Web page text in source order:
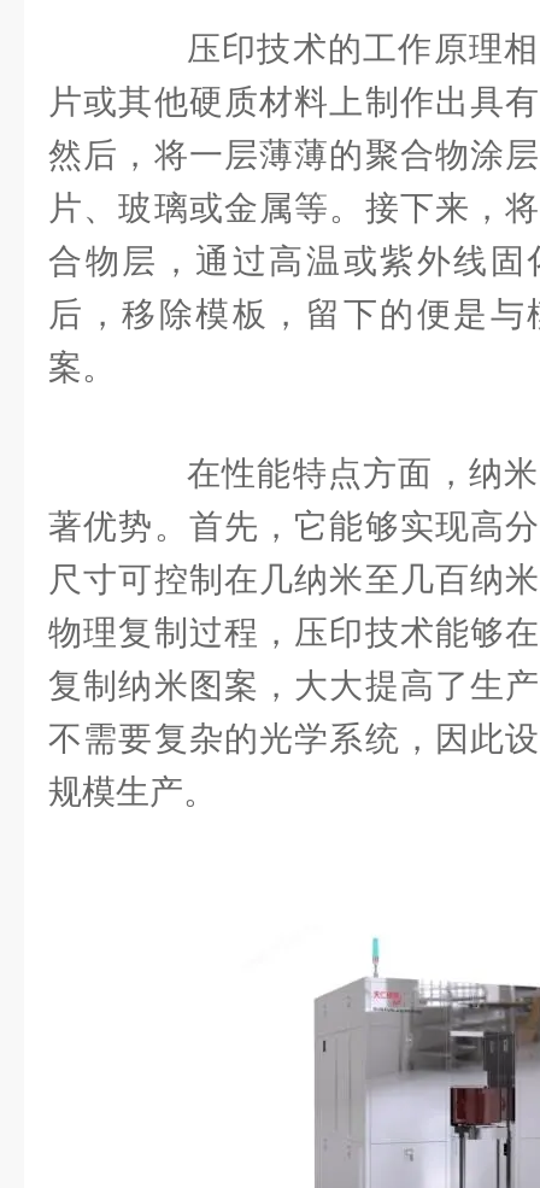
压印技术的工作原理相
片或其他硬质材料上制作出具
然后，将一层薄薄的聚合物涂
片、玻璃或金属等。接下来，
合物层，通过高温或紫外线固
后，移除模板，留下的便是
案。
在性能特点方面，纳米
著优势。首先，它能够实现高
尺寸可控制在几纳米至几百纳
物理复制过程，压印技术能够
复制纳米图案，大大提高了生
不需要复杂的光学系统，因此
规模生产。